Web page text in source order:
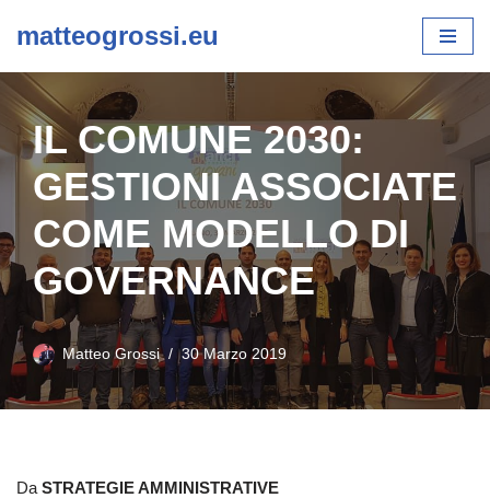
al
contenuto
matteogrossi.eu
IL COMUNE 2030:
GESTIONI ASSOCIATE
COME MODELLO DI
GOVERNANCE
Matteo Grossi 30 Marzo 2019
Da STRATEGIE AMMINISTRATIVE